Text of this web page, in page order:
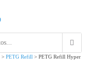
> PETG Refill > PETG Refill Hyper